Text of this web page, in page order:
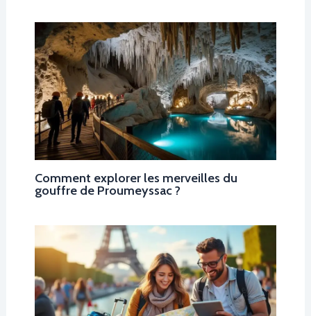
Comment explorer les merveilles du
gouffre de Proumeyssac ?